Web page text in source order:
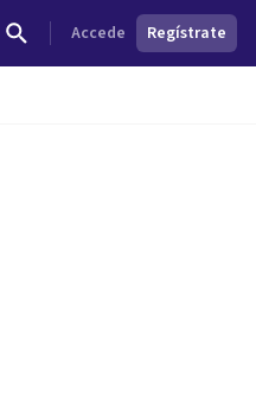
Accede Regístrate